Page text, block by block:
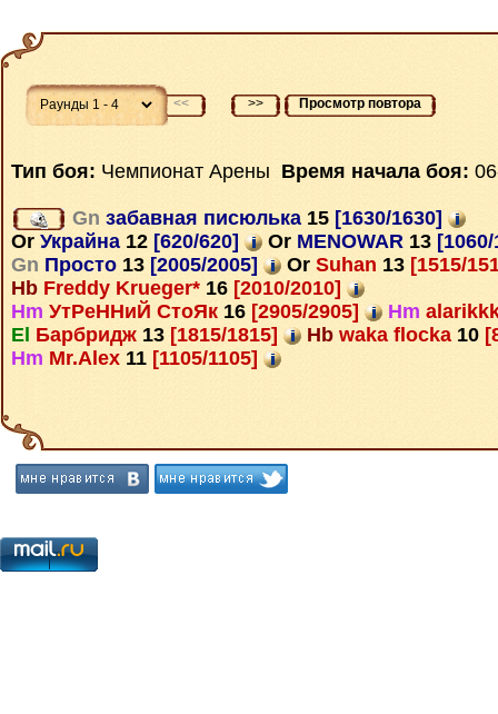
<< >> Просмотр повтора
Тип боя: Чемпионат Арены Время начала боя:
Gn забавная писюлька 15 [1630/1630]
Or Украйна 12 [620/620] Or MENOWAR 13
Gn Просто 13 [2005/2005] Or Suhan 13 [1515/
Hb Freddy Krueger* 16 [2010/2010]
Hm УтРеННиЙ СтоЯк 16 [2905/2905] Hm
El Барбридж 13 [1815/1815] Hb waka flocka 10
Hm Mr.Alex 11 [1105/1105]